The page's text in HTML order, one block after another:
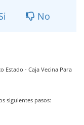
No
Estado - Caja Vecina Para
siguientes pasos: